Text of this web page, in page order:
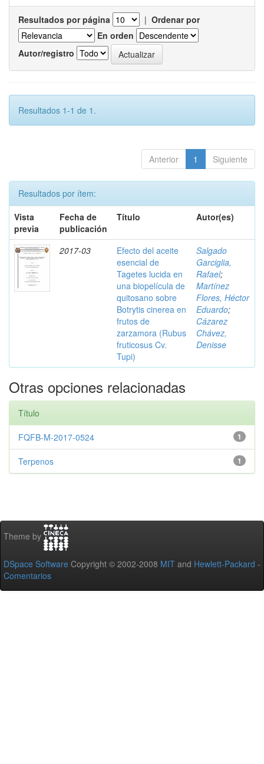
Resultados por página | Ordenar por
En orden
Autor/registro
Resultados 1-1 de 1.
Anterior 1 Siguiente
Resultados por ítem:
Vista
previa
Fecha de
publicación
Título Autor(es)
2017-03
Efecto del aceite
esencial de
Tagetes lucida en
una biopelícula de
quitosano sobre
Botrytis cinerea en
frutos de
zarzamora (Rubus
fruticosus Cv.
Tupi)
Salgado
Garciglia,
Rafael;
Martínez
Flores, Héctor
Eduardo;
Cázarez
Chávez,
Denisse
Otras opciones relacionadas
Título
1
FQFB-M-2017-0524
1
Terpenos
Theme by
DSpace Software Copyright © 2002-2008 MIT and Hewlett-Packard -
Comentarios